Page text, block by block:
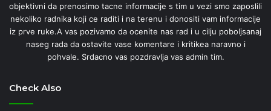
objektivni da prenosimo tacne informacije s tim u vezi smo zaposlili
nekoliko radnika koji ce raditi i na terenu i donositi vam informacije
iz prve ruke.A vas pozivamo da ocenite nas rad i u cilju poboljsanaj
naseg rada da ostavite vase komentare i kritikea naravno i
pohvale. Srdacno vas pozdravlja vas admin tim.
Check Also